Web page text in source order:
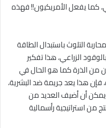
كما يفعل الأمريكيون!! فهذه
التلوث باستبدال الطاقة
بالوقود الزراعي، هذا تفكير
يحرق 120 مليون طن من الذرة كما هو الحال في
فإن هذا يعد جريمة ضد البشرية،
أن أضيف العديد من
من استراتيجية رأسمالية